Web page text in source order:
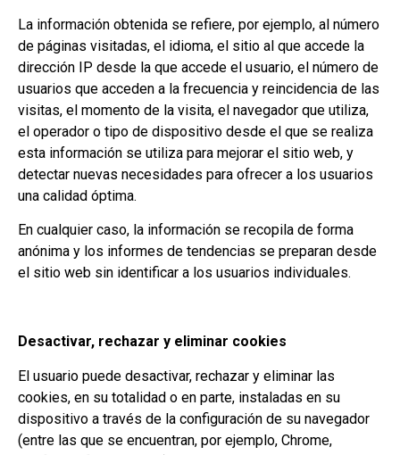
La información obtenida se refiere, por ejemplo, al número
de páginas visitadas, el idioma, el sitio al que accede la
dirección IP desde la que accede el usuario, el número de
usuarios que acceden a la frecuencia y reincidencia de las
visitas, el momento de la visita, el navegador que utiliza,
el operador o tipo de dispositivo desde el que se realiza
esta información se utiliza para mejorar el sitio web, y
detectar nuevas necesidades para ofrecer a los usuarios
una calidad óptima.
En cualquier caso, la información se recopila de forma
anónima y los informes de tendencias se preparan desde
el sitio web sin identificar a los usuarios individuales.
Desactivar, rechazar y eliminar cookies
El usuario puede desactivar, rechazar y eliminar las
cookies, en su totalidad o en parte, instaladas en su
dispositivo a través de la configuración de su navegador
(entre las que se encuentran, por ejemplo, Chrome,